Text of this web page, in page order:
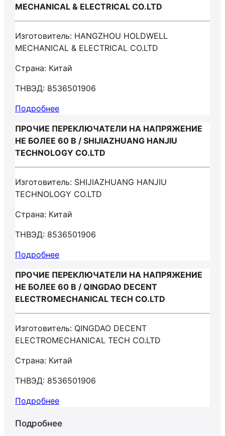
MECHANICAL & ELECTRICAL CO.LTD
Изготовитель: HANGZHOU HOLDWELL
MECHANICAL & ELECTRICAL CO.LTD
Страна: Китай
ТНВЭД: 8536501906
Подробнее
ПРОЧИЕ ПЕРЕКЛЮЧАТЕЛИ НА НАПРЯЖЕНИЕ
НЕ БОЛЕЕ 60 В / SHIJIAZHUANG HANJIU
TECHNOLOGY CO.LTD
Изготовитель: SHIJIAZHUANG HANJIU
TECHNOLOGY CO.LTD
Страна: Китай
ТНВЭД: 8536501906
Подробнее
ПРОЧИЕ ПЕРЕКЛЮЧАТЕЛИ НА НАПРЯЖЕНИЕ
НЕ БОЛЕЕ 60 В / QINGDAO DECENT
ELECTROMECHANICAL TECH CO.LTD
Изготовитель: QINGDAO DECENT
ELECTROMECHANICAL TECH CO.LTD
Страна: Китай
ТНВЭД: 8536501906
Подробнее
Подробнее